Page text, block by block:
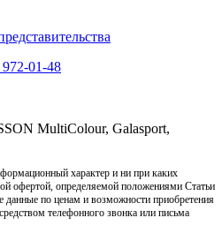
01-48
MultiColour, Galasport,
характер и ни при каких
офертой, определяемой положениями Статьи
данные по ценам и возможности приобретения
телефонного звонка или письма